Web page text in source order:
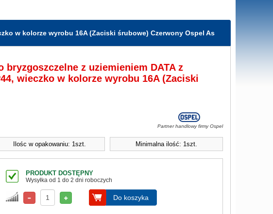
w kolorze wyrobu 16A (Zaciski śrubowe) Czerwony Ospel As
bryzgoszczelne z uziemieniem DATA z
wieczko w kolorze wyrobu 16A (Zaciski
Partner handlowy firmy Ospel
Ilośc w opakowaniu: 1szt. Minimalna ilość: 1szt.
PRODUKT DOSTĘPNY
Wysyłka od 1 do 2 dni roboczych
Do koszyka